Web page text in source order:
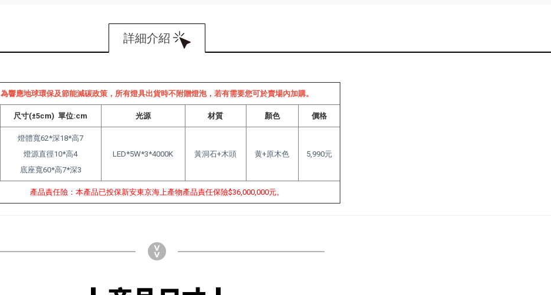
詳細介紹
為響應地球環保及節能減碳政策，所有燈具出貨時不附贈燈泡，若有需要您可於賣場內加購。
尺寸(±5cm) 單位:cm 光源 材質 顏色 價格
燈體寬62*深18*高7
燈源直徑10*高4
底座寬60*高7*深3
LED*5W*3*4000K 黃洞石+木頭 黄+原木色 5,990元
產品責任險：本產品已投保新安東京海上產物產品責任保險$36,000,000元。